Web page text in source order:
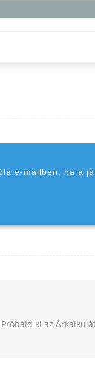
e-mailben, ha a
ki az